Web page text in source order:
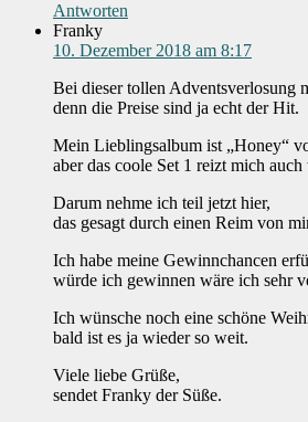
Antworten
Franky
10. Dezember 2018 am 8:17
Bei dieser tollen Adventsverlosung
denn die Preise sind ja echt der Hit.
Mein Lieblingsalbum ist „Honey“
aber das coole Set 1 reizt mich
Darum nehme ich teil jetzt hier,
das gesagt durch einen Reim von
Ich habe meine Gewinnchancen
würde ich gewinnen wäre ich sehr
Ich wünsche noch eine schöne
bald ist es ja wieder so weit.
Viele liebe Grüße,
sendet Franky der Süße.